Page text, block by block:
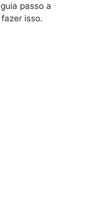
passo a
isso.